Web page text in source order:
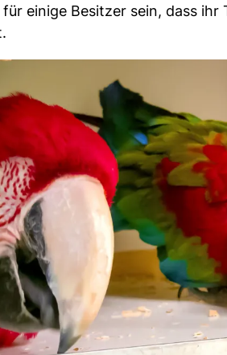
einige Besitzer sein, dass